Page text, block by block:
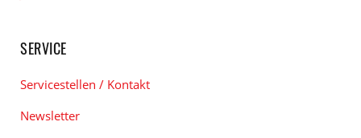
SERVICE
Servicestellen / Kontakt
Newsletter